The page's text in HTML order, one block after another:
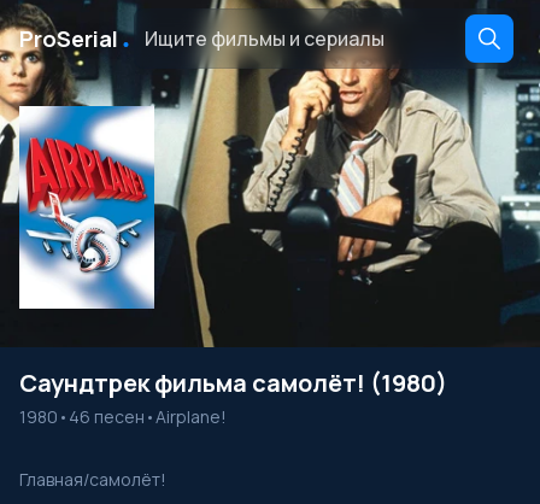
ProSerial․
Саундтрек фильма самолёт! (1980)
1980 • 46 песен •Airplane!
Главная/самолёт!